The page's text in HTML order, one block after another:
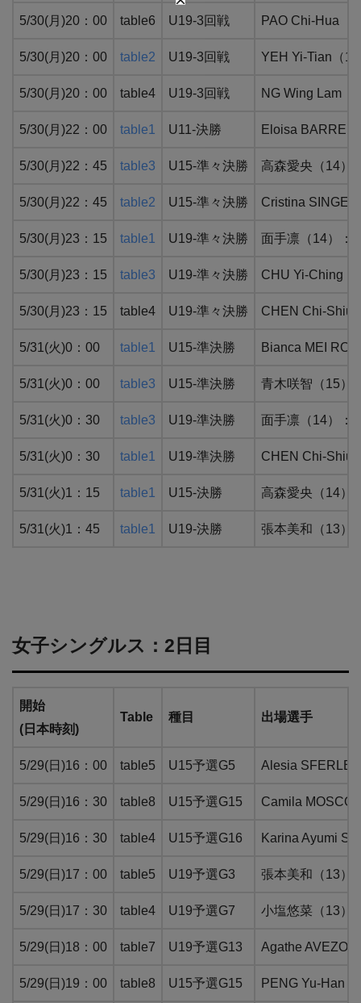
5/30(月)20：00 table6 U19-3回戦 PAO Chi-Hua
5/30(月)20：00 table2 U19-3回戦 YEH Yi-Tian（
5/30(月)20：00 table4 U19-3回戦 NG Wing Lam
5/30(月)22：00 table1 U11-決勝 Eloisa
5/30(月)22：45 table3 U15-準々決勝 高森愛央（14
5/30(月)22：45 table2 U15-準々決勝 Cristina
5/30(月)23：15 table1 U19-準々決勝 面手凛（14）
5/30(月)23：15 table3 U19-準々決勝 CHU Yi-Ching
5/30(月)23：15 table4 U19-準々決勝 CHEN Chi-
5/31(火)0：00 table1 U15-準決勝 Bianca MEI
5/31(火)0：00 table3 U15-準決勝 青木咲智（15
5/31(火)0：30 table3 U19-準決勝 面手凛（14）
5/31(火)0：30 table1 U19-準決勝 CHEN Chi-
5/31(火)1：15 table1 U15-決勝 高森愛央（14
5/31(火)1：45 table1 U19-決勝 張本美和（13
女子シングルス：2日目
開始
(日本時刻)
Table 種目 出場選手
5/29(日)16：00 table5 U15予選G5 Alesia
5/29(日)16：30 table8 U15予選G15 Camila
5/29(日)16：30 table4 U15予選G16 Karina Ayumi
5/29(日)17：00 table5 U19予選G3 張本美和（13
5/29(日)17：30 table4 U19予選G7 小塩悠菜（13
5/29(日)18：00 table7 U19予選G13 Agathe
5/29(日)19：00 table8 U15予選G15 PENG Yu-Han